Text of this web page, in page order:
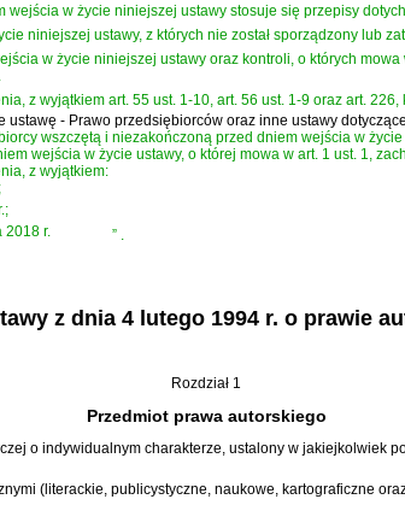
w życie niniejszej ustawy stosuje się przepisy
niniejszej ustawy, z których nie został sporządzony lub
w życie niniejszej ustawy oraz kontroli, o których
z wyjątkiem art. 55 ust. 1-10, art. 56 ust. 1-9 oraz art.
- Prawo przedsiębiorców oraz inne ustawy
wszczętą i niezakończoną przed dniem wejścia w
wejścia w życie ustawy, o której mowa w art. 1 ust. 1,
z wyjątkiem:
r. ” .
z dnia 4 lutego 1994 r. o prawie
Rozdział 1
Przedmiot prawa autorskiego
o indywidualnym charakterze, ustalony w jakiejkolwiek
(literackie, publicystyczne, naukowe, kartograficzne